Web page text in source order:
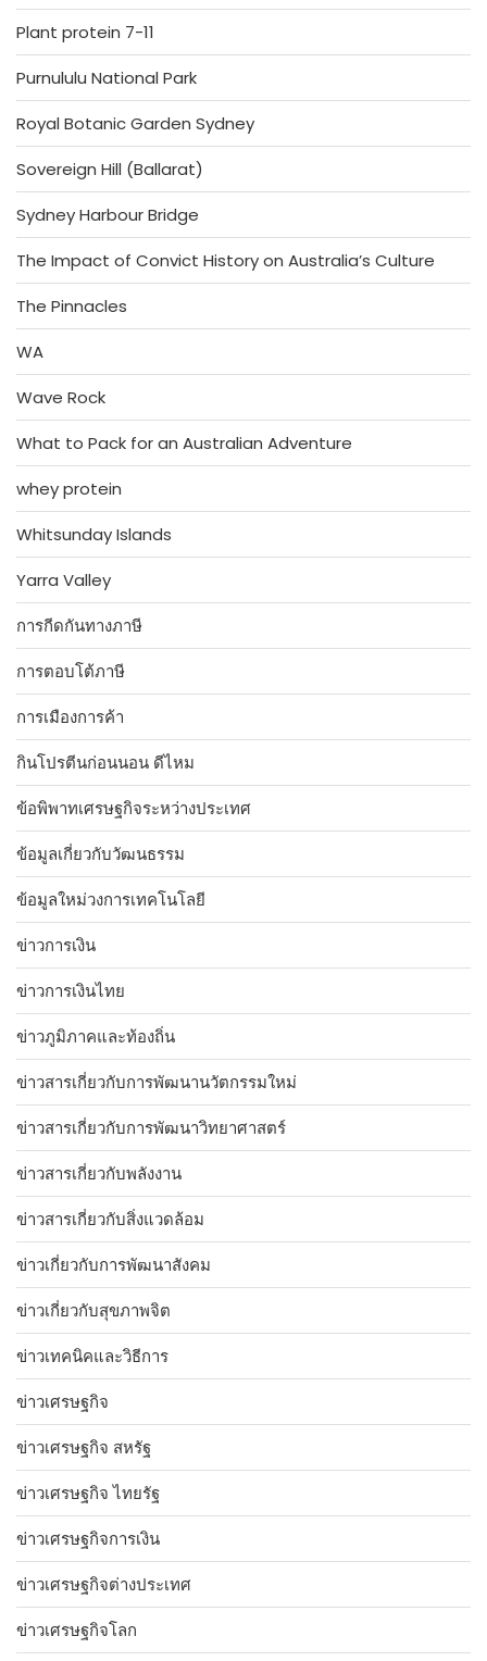
Plant protein 7-11
Purnululu National Park
Royal Botanic Garden Sydney
Sovereign Hill (Ballarat)
Sydney Harbour Bridge
The Impact of Convict History on Australia’s Culture
The Pinnacles
WA
Wave Rock
What to Pack for an Australian Adventure
whey protein
Whitsunday Islands
Yarra Valley
การกีดกันทางภาษี
การตอบโต้ภาษี
การเมืองการค้า
กินโปรตีนก่อนนอน ดีไหม
ข้อพิพาทเศรษฐกิจระหว่างประเทศ
ข้อมูลเกี่ยวกับวัฒนธรรม
ข้อมูลใหม่วงการเทคโนโลยี
ข่าวการเงิน
ข่าวการเงินไทย
ข่าวภูมิภาคและท้องถิ่น
ข่าวสารเกี่ยวกับการพัฒนานวัตกรรมใหม่
ข่าวสารเกี่ยวกับการพัฒนาวิทยาศาสตร์
ข่าวสารเกี่ยวกับพลังงาน
ข่าวสารเกี่ยวกับสิ่งแวดล้อม
ข่าวเกี่ยวกับการพัฒนาสังคม
ข่าวเกี่ยวกับสุขภาพจิต
ข่าวเทคนิคและวิธีการ
ข่าวเศรษฐกิจ
ข่าวเศรษฐกิจ สหรัฐ
ข่าวเศรษฐกิจ ไทยรัฐ
ข่าวเศรษฐกิจการเงิน
ข่าวเศรษฐกิจต่างประเทศ
ข่าวเศรษฐกิจโลก